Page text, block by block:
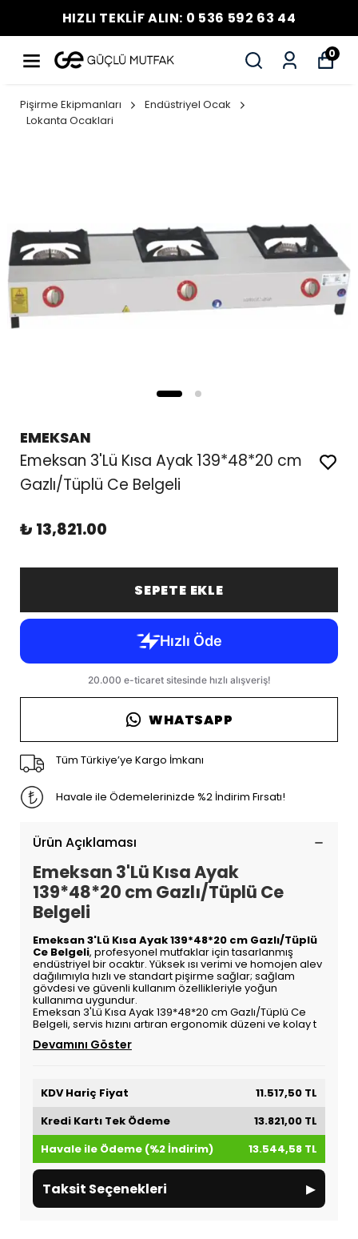
HIZLI TEKLİF ALIN: 0 536 592 63 44
0
Pişirme Ekipmanları
Endüstriyel Ocak
Lokanta Ocaklari
EMEKSAN
Emeksan 3'Lü Kısa Ayak 139*48*20 cm
Gazlı/Tüplü Ce Belgeli
₺ 13,821.00
SEPETE EKLE
WHATSAPP
Tüm Türkiye’ye Kargo İmkanı
Havale ile Ödemelerinizde %2 İndirim Fırsatı!
Ürün Açıklaması
Emeksan 3'Lü Kısa Ayak
139*48*20 cm Gazlı/Tüplü Ce
Belgeli
Emeksan 3'Lü Kısa Ayak 139*48*20 cm Gazlı/Tüplü
Ce Belgeli, profesyonel mutfaklar için tasarlanmış
endüstriyel bir ocaktır. Yüksek ısı verimi ve homojen alev
dağılımıyla hızlı ve standart pişirme sağlar; sağlam
gövdesi ve güvenli kullanım özellikleriyle yoğun
kullanıma uygundur.
Emeksan 3'Lü Kısa Ayak 139*48*20 cm Gazlı/Tüplü Ce
Belgeli, servis hızını artıran ergonomik düzeni ve kolay t
Devamını Göster
KDV Hariç Fiyat
11.517,50 TL
Kredi Kartı Tek Ödeme
13.821,00 TL
Havale ile Ödeme (%2 İndirim)
13.544,58 TL
Taksit Seçenekleri ▸